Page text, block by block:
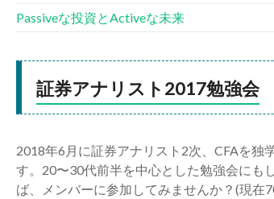
Passiveな投資とActiveな未来
証券アナリスト2017勉強会
2018年6月に証券アナリスト2次、CFAを独
す。20〜30代前半を中心とした勉強会にも
ば、メンバーに参加してみませんか？(現在